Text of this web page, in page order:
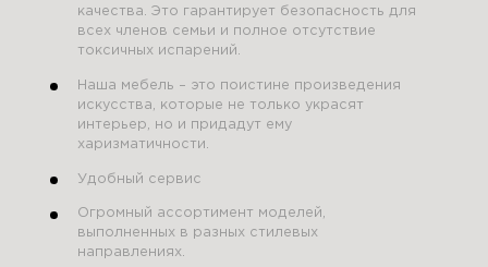
качества. Это гарантирует безопасность для
всех членов семьи и полное отсутствие
токсичных испарений.
Наша мебель – это поистине произведения
искусства, которые не только украсят
интерьер, но и придадут ему
харизматичности.
Удобный сервис
Огромный ассортимент моделей,
выполненных в разных стилевых
направлениях.